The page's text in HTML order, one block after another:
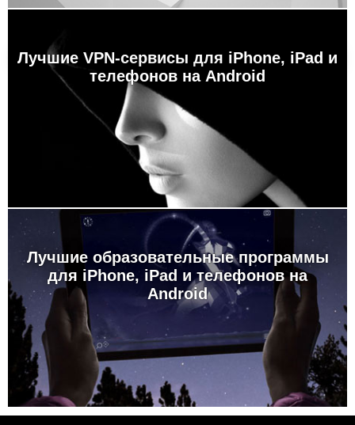
Лучшие VPN-сервисы для iPhone, iPad и
телефонов на Android
Лучшие образовательные программы
для iPhone, iPad и телефонов на
Android